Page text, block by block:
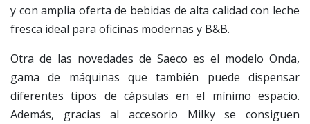
y con amplia oferta de bebidas de alta calidad con leche
fresca ideal para oficinas modernas y B&B.
Otra de las novedades de Saeco es el modelo Onda,
gama de máquinas que también puede dispensar
diferentes tipos de cápsulas en el mínimo espacio.
Además, gracias al accesorio Milky se consiguen